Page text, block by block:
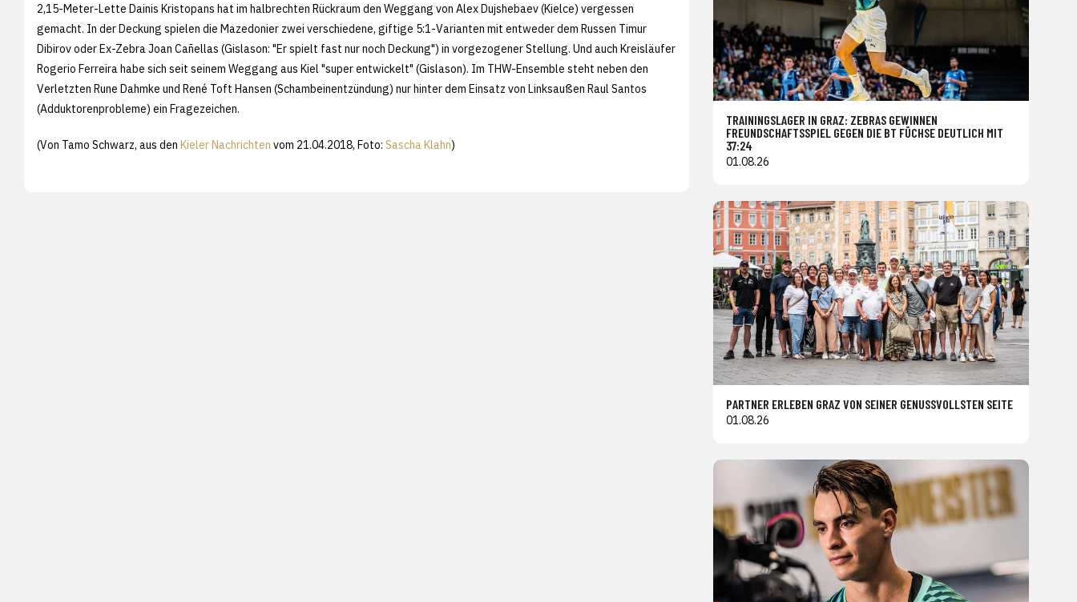
2,15-Meter-Lette Dainis Kristopans hat im halbrechten Rückraum den Weggang von Alex Dujshebaev (Kielce) vergessen
gemacht. In der Deckung spielen die Mazedonier zwei verschiedene, giftige 5:1-Varianten mit entweder dem Russen Timur
Dibirov oder Ex-Zebra Joan Cañellas (Gislason: "Er spielt fast nur noch Deckung") in vorgezogener Stellung. Und auch Kreisläufer
Rogerio Ferreira habe sich seit seinem Weggang aus Kiel "super entwickelt" (Gislason). Im THW-Ensemble steht neben den
Verletzten Rune Dahmke und René Toft Hansen (Schambeinentzündung) nur hinter dem Einsatz von Linksaußen Raul Santos
(Adduktorenprobleme) ein Fragezeichen.
(Von Tamo Schwarz, aus den Kieler Nachrichten vom 21.04.2018, Foto: Sascha Klahn)
TRAININGSLAGER IN GRAZ: ZEBRAS GEWINNEN
FREUNDSCHAFTSSPIEL GEGEN DIE BT FÜCHSE DEUTLICH MIT
37:24
01.08.26
PARTNER ERLEBEN GRAZ VON SEINER GENUSSVOLLSTEN SEITE
01.08.26